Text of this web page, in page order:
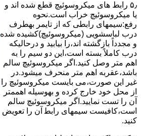
۵٫ رابط های ﻣﯿﮑﺮوﺳﻮﺋﯿﭻ ﻗﻄﻊ شده اند و
ﯾﺎ ﻣﯿﮑﺮوﺳﻮﺋﯿﭻ ﺧﺮاب اﺳﺖ.نحوه
رفع:سیمهای راﺑﻄﯽ ﮐﻪ از ﺗﺎﯾﻤﺮ بهطرف
درب لباسشویی (ﻣﯿﮑﺮوﺳﻮﺋﯿﭻ)کشیده شده
و مجدداً بازگشته اند،را ﺑﯿﺎﺑﯿﺪ و درحالیکه
درب کاملاً ﺑﺴﺘﻪ اﺳﺖ،اﯾﻦ دو ﺳﯿﻢ را ﺑﻪ
اﻫﻢ ﻣﺘﺮ وصل کنید.اﮔﺮ ﻣﯿﮑﺮوﺳﻮﺋﯿﭻ ﺳﺎﻟﻢ
ﺑﺎﺷﺪ،ﻋﻘﺮﺑﻪ اهم متر ﻣﻨﺤﺮف میشود.در
ﻏﯿﺮ اﯾﻦ ﺻﻮرت،می بایست ﻣﯿﮑﺮوﺳﻮﺋﯿﭻ را
از ﻣﺤﻞ خود ﺧﺎرج کرده و بهوسیله اهممتر
آن را ﺗﺴﺖ ﻧﻤﺎﯾﯿﺪ.اﮔﺮ ﻣﯿﮑﺮوﺳﻮﺋﯿﭻ ﺳﺎﻟﻢ
اﺳﺖ،ﮐﺎﻓﯿﺴﺖ سیمهای راﺑﻄ آن را ﺗﻌﻮﯾﺾ
کنید.